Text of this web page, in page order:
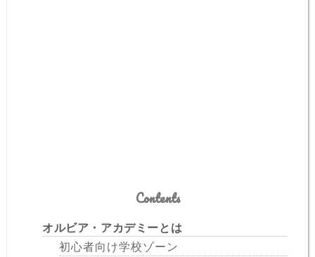
Contents
オルビア・アカデミーとは
初心者向け学校ゾーン